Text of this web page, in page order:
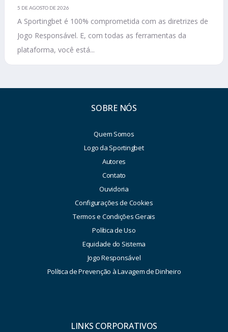
5 DE AGOSTO DE 2026
A Sportingbet é 100% comprometida com as diretrizes de
Jogo Responsável. E, com todas as ferramentas da
plataforma, você está...
SOBRE NÓS
Quem Somos
Logo da Sportingbet
Autores
Contato
Ouvidoria
Configurações de Cookies
Termos e Condições Gerais
Política de Uso
Equidade do Sistema
Jogo Responsável
Política de Prevenção à Lavagem de Dinheiro
LINKS CORPORATIVOS